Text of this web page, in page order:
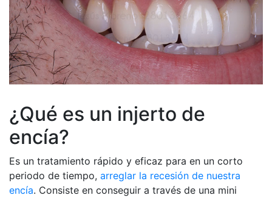
¿Qué es un injerto de
encía?
Es un tratamiento rápido y eficaz para en un corto
periodo de tiempo, arreglar la recesión de nuestra
encía. Consiste en conseguir a través de una mini